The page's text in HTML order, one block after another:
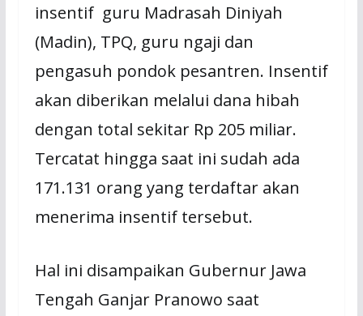
insentif guru Madrasah Diniyah
(Madin), TPQ, guru ngaji dan
pengasuh pondok pesantren. Insentif
akan diberikan melalui dana hibah
dengan total sekitar Rp 205 miliar.
Tercatat hingga saat ini sudah ada
171.131 orang yang terdaftar akan
menerima insentif tersebut.
Hal ini disampaikan Gubernur Jawa
Tengah Ganjar Pranowo saat